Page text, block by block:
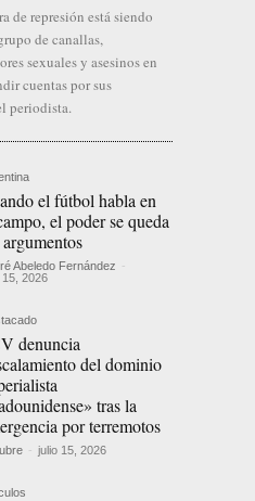
de represión está siendo
de canallas,
sexuales y asesinos en
cuentas por sus
periodista.
el fútbol habla en
el poder se queda
Abeledo Fernández -
15, 2026
denuncia
del dominio
tras la
por terremotos
- julio 15, 2026